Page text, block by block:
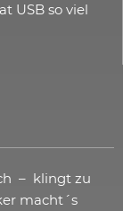
USB so viel
– klingt zu
macht´s